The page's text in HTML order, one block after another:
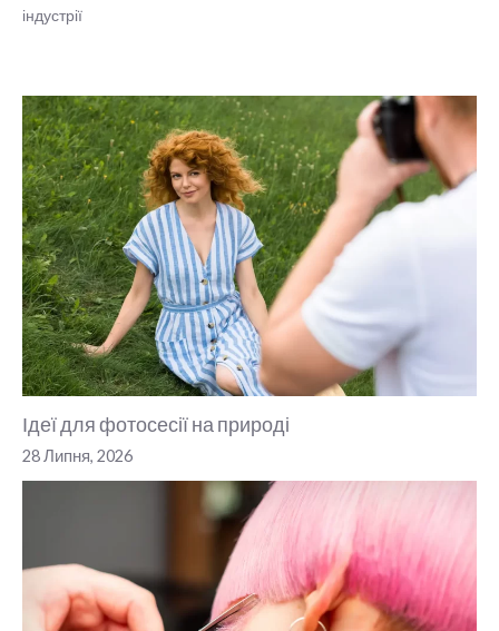
індустрії
Ідеї для фотосесії на природі
28 Липня, 2026